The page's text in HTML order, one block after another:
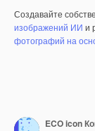
Создавайте
изображений ИИ и
фотографий на